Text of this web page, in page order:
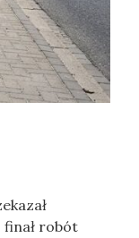
finał robót